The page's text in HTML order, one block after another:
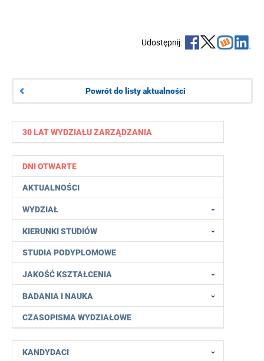
30 LAT WYDZIAŁU ZARZĄDZANIA
DNI OTWARTE
AKTUALNOŚCI
WYDZIAŁ
KIERUNKI STUDIÓW
STUDIA PODYPLOMOWE
JAKOŚĆ KSZTAŁCENIA
BADANIA I NAUKA
CZASOPISMA WYDZIAŁOWE
KANDYDACI
Udostępnij:
Powrót do listy aktualności